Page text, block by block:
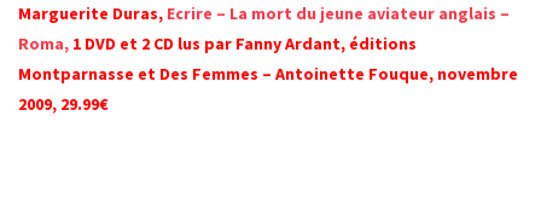
Marguerite Duras, Ecrire – La mort du jeune aviateur anglais –
Roma, 1 DVD et 2 CD lus par Fanny Ardant, éditions
Montparnasse et Des Femmes – Antoinette Fouque, novembre
2009, 29.99€